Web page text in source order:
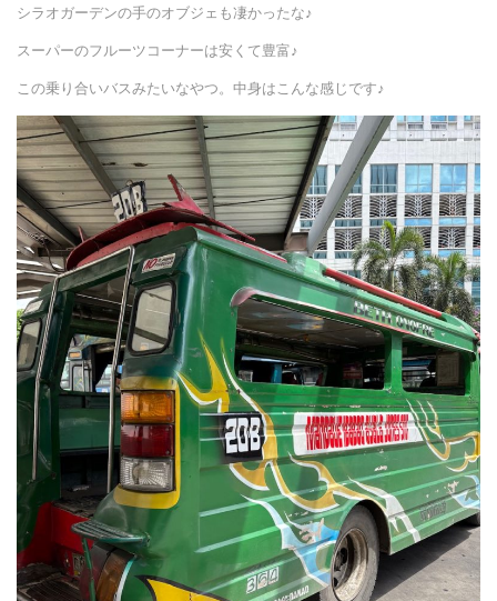
シラオガーデンの手のオブジェも凄かったな♪
スーパーのフルーツコーナーは安くて豊富♪
この乗り合いバスみたいなやつ。中身はこんな感じです♪